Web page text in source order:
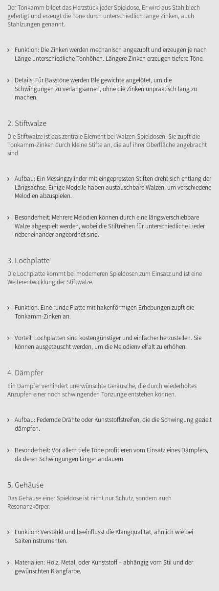
Der Tonkamm bildet das Herzstück jeder Spieldose. Er wird aus Stahlblech
gefertigt und erzeugt die Töne durch unterschiedlich lange Zinken, auch
Stahlzungen genannt.
Funktion: Die Zinken werden mechanisch angezupft und erzeugen je nach
Länge unterschiedliche Tonhöhen. Längere Zinken erzeugen tiefere Töne.
Details: Für Basstöne werden Bleigewichte angelötet, um die
Schwingungen zu verlangsamen, ohne die Zinken unpraktisch lang zu
machen.
2. Stiftwalze
Die Stiftwalze ist das zentrale Element bei Walzen-Spieldosen. Sie zupft die
Tonkamm-Zinken durch kleine Stifte an, die auf ihrer Oberfläche angebracht
sind.
Aufbau: Ein Messingzylinder mit eingepressten Stiften dreht sich entlang der
Längsachse. Einige Modelle haben austauschbare Walzen, um verschiedene
Melodien abzuspielen.
Besonderheit: Mehrere Melodien können durch eine längsverschiebbare
Walze abgespielt werden, wobei die Stiftreihen für unterschiedliche Lieder
nebeneinander angeordnet sind.
3. Lochplatte
Die Lochplatte kommt bei moderneren Spieldosen zum Einsatz und ist eine
Weiterentwicklung der Stiftwalze.
Funktion: Eine runde Platte mit hakenförmigen Erhebungen zupft die
Tonkamm-Zinken an.
Vorteil: Lochplatten sind kostengünstiger und einfacher herzustellen. Sie
können ausgetauscht werden, um die Melodienvielfalt zu erhöhen.
4. Dämpfer
Ein Dämpfer verhindert unerwünschte Geräusche, die durch wiederholtes
Anzupfen einer noch schwingenden Tonzunge entstehen können.
Aufbau: Federnde Drähte oder Kunststoffstreifen, die die Schwingung gezielt
dämpfen.
Besonderheit: Vor allem tiefe Töne profitieren vom Einsatz eines Dämpfers,
da deren Schwingungen länger andauern.
5. Gehäuse
Das Gehäuse einer Spieldose ist nicht nur Schutz, sondern auch
Resonanzkörper.
Funktion: Verstärkt und beeinflusst die Klangqualität, ähnlich wie bei
Saiteninstrumenten.
Materialien: Holz, Metall oder Kunststoff – abhängig vom Stil und der
gewünschten Klangfarbe.